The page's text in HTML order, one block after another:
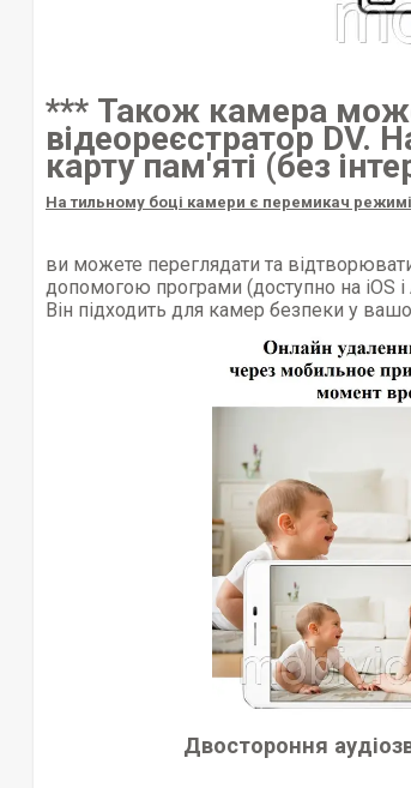
*** Також камера
відеореєстратор DV.
карту пам'яті (без
На тильному боці камери є перемикач
ви можете переглядати та
допомогою програми (доступно на iOS
Він підходить для камер безпеки у
Двостороння